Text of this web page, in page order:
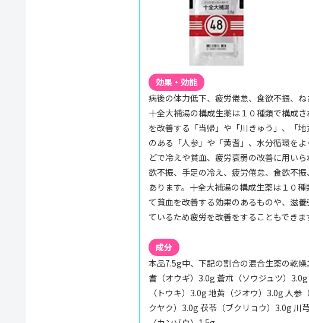
効果・効能
病後の体力低下、疲労倦怠、食欲不振、ね
十全大補湯の構成生薬は１０種類で構成
を改善する「当帰」や「川きゅう」、「
のある「人参」や「黄耆」、水分循環を
どで冷えや貧血、疲労衰弱の改善に用い
欲不振、手足の冷え、疲労倦怠、食欲不
あります。十全大補湯の構成生薬は１０
て貧血を改善する効果のあるものや、滋
ているため疲労を改善をすることもできま
成分
本品7.5g中、下記の割合の混合生薬の乾
耆（オウギ）3.0g 蒼朮（ソウジュツ）
（トウキ）3.0g 地黄（ジオウ）3.0g 人参
クヤク）3.0g 茯苓（ブクリョウ）3.0g 川